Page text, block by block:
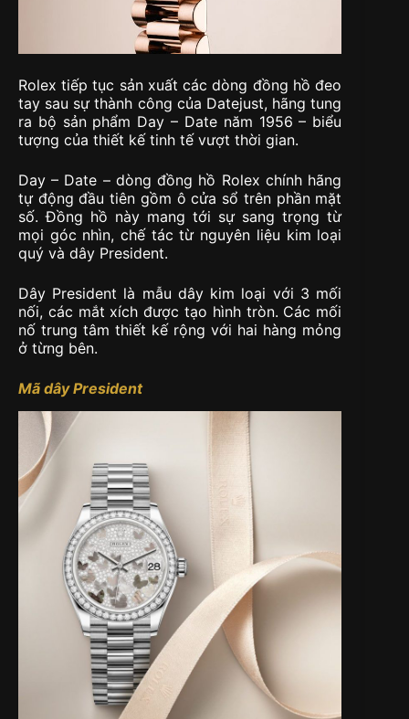
Rolex tiếp tục sản xuất các dòng đồng hồ đeo
tay sau sự thành công của Datejust, hãng tung
ra bộ sản phẩm Day – Date năm 1956 – biểu
tượng của thiết kế tinh tế vượt thời gian.
Day – Date – dòng đồng hồ Rolex chính hãng
tự động đầu tiên gồm ô cửa sổ trên phần mặt
số. Đồng hồ này mang tới sự sang trọng từ
mọi góc nhìn, chế tác từ nguyên liệu kim loại
quý và dây President.
Dây President là mẫu dây kim loại với 3 mối
nối, các mắt xích được tạo hình tròn. Các mối
nố trung tâm thiết kế rộng với hai hàng mỏng
ở từng bên.
Mã dây President